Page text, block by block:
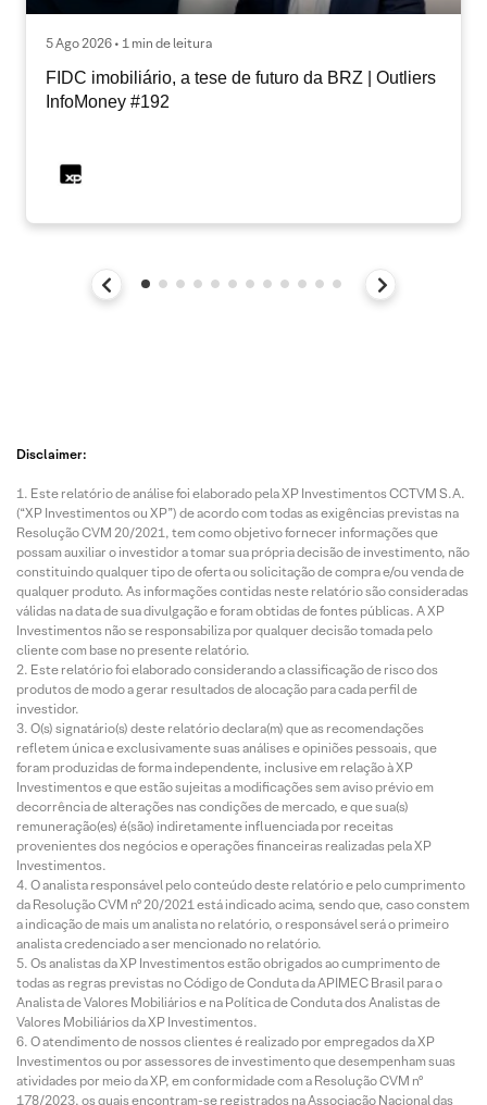
5 Ago 2026 • 1 min de leitura
FIDC imobiliário, a tese de futuro da BRZ | Outliers
InfoMoney #192
Disclaimer:
Este relatório de análise foi elaborado pela XP Investimentos CCTVM S.A.
(“XP Investimentos ou XP”) de acordo com todas as exigências previstas na
Resolução CVM 20/2021, tem como objetivo fornecer informações que
possam auxiliar o investidor a tomar sua própria decisão de investimento, não
constituindo qualquer tipo de oferta ou solicitação de compra e/ou venda de
qualquer produto. As informações contidas neste relatório são consideradas
válidas na data de sua divulgação e foram obtidas de fontes públicas. A XP
Investimentos não se responsabiliza por qualquer decisão tomada pelo
cliente com base no presente relatório.
Este relatório foi elaborado considerando a classificação de risco dos
produtos de modo a gerar resultados de alocação para cada perfil de
investidor.
O(s) signatário(s) deste relatório declara(m) que as recomendações
refletem única e exclusivamente suas análises e opiniões pessoais, que
foram produzidas de forma independente, inclusive em relação à XP
Investimentos e que estão sujeitas a modificações sem aviso prévio em
decorrência de alterações nas condições de mercado, e que sua(s)
remuneração(es) é(são) indiretamente influenciada por receitas
provenientes dos negócios e operações financeiras realizadas pela XP
Investimentos.
O analista responsável pelo conteúdo deste relatório e pelo cumprimento
da Resolução CVM nº 20/2021 está indicado acima, sendo que, caso constem
a indicação de mais um analista no relatório, o responsável será o primeiro
analista credenciado a ser mencionado no relatório.
Os analistas da XP Investimentos estão obrigados ao cumprimento de
todas as regras previstas no Código de Conduta da APIMEC Brasil para o
Analista de Valores Mobiliários e na Política de Conduta dos Analistas de
Valores Mobiliários da XP Investimentos.
O atendimento de nossos clientes é realizado por empregados da XP
Investimentos ou por assessores de investimento que desempenham suas
atividades por meio da XP, em conformidade com a Resolução CVM nº
178/2023, os quais encontram-se registrados na Associação Nacional das